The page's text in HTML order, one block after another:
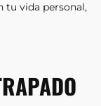
tu vida personal,